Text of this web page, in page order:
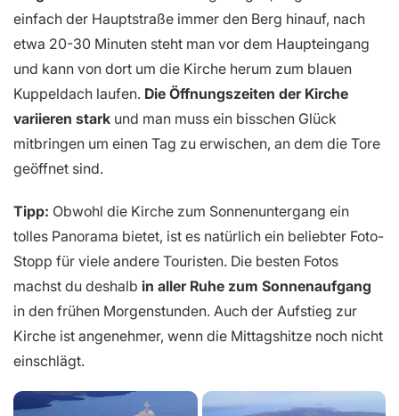
einfach der Hauptstraße immer den Berg hinauf, nach
etwa 20-30 Minuten steht man vor dem Haupteingang
und kann von dort um die Kirche herum zum blauen
Kuppeldach laufen. Die Öffnungszeiten der Kirche
variieren stark und man muss ein bisschen Glück
mitbringen um einen Tag zu erwischen, an dem die Tore
geöffnet sind.
Tipp: Obwohl die Kirche zum Sonnenuntergang ein
tolles Panorama bietet, ist es natürlich ein beliebter Foto-
Stopp für viele andere Touristen. Die besten Fotos
machst du deshalb in aller Ruhe zum Sonnenaufgang
in den frühen Morgenstunden. Auch der Aufstieg zur
Kirche ist angenehmer, wenn die Mittagshitze noch nicht
einschlägt.